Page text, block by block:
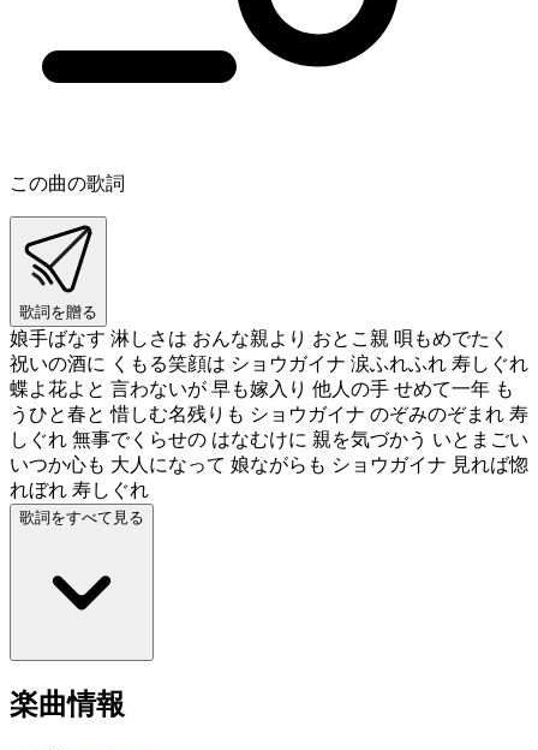
この曲の歌詞
歌詞を贈る
娘手ばなす 淋しさは おんな親より おとこ親 唄もめでたく
祝いの酒に くもる笑顔は ショウガイナ 涙ふれふれ 寿しぐれ
蝶よ花よと 言わないが 早も嫁入り 他人の手 せめて一年 も
うひと春と 惜しむ名残りも ショウガイナ のぞみのぞまれ 寿
しぐれ 無事でくらせの はなむけに 親を気づかう いとまごい
いつか心も 大人になって 娘ながらも ショウガイナ 見れば惚
れぼれ 寿しぐれ
歌詞をすべて見る
楽曲情報